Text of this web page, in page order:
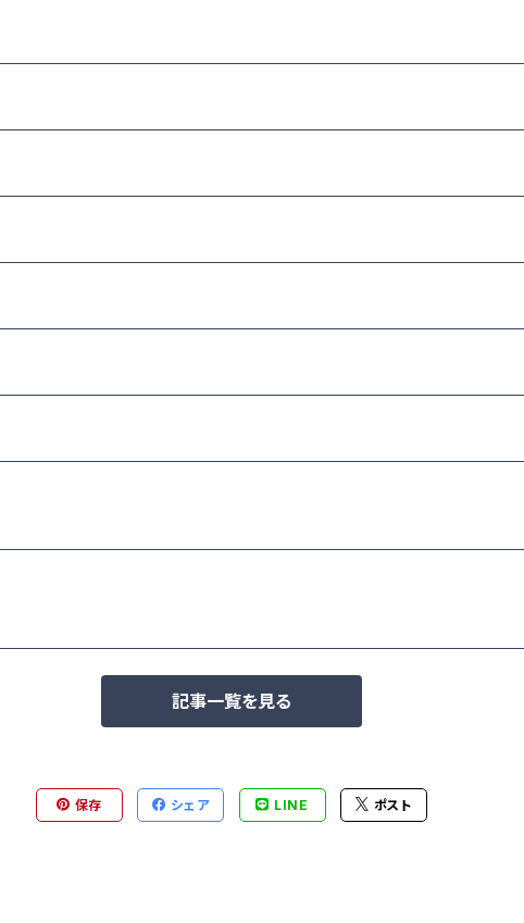
記事一覧を見る
保存 シェア LINE ポスト